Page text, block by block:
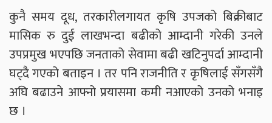
कुनै समय दूध, तरकारीलगायत कृषि उपजको बिक्रीबाट
मासिक रु दुई लाखभन्दा बढीको आम्दानी गरेकी उनले
उपप्रमुख भएपछि जनताको सेवामा बढी खटिनुपर्दा आम्दानी
घट्दै गएको बताइन । तर पनि राजनीति र कृषिलाई सँगसँगै
अघि बढाउने आफ्नो प्रयासमा कमी नआएको उनको भनाइ
छ ।